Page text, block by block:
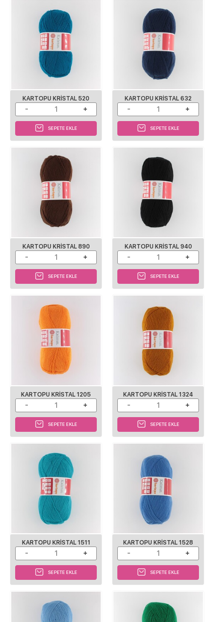
KARTOPU KRISTAL 520
SEPETE EKLE
KARTOPU KRISTAL 632
SEPETE EKLE
KARTOPU KRISTAL 890
SEPETE EKLE
KARTOPU KRISTAL 940
SEPETE EKLE
KARTOPU KRISTAL 1205
SEPETE EKLE
KARTOPU KRISTAL 1324
SEPETE EKLE
KARTOPU KRISTAL 1511
SEPETE EKLE
KARTOPU KRISTAL 1528
SEPETE EKLE